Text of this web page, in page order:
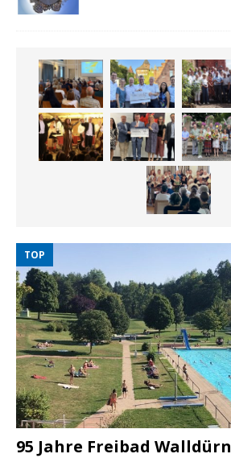
TOP
95 Jahre Freibad Walldürn